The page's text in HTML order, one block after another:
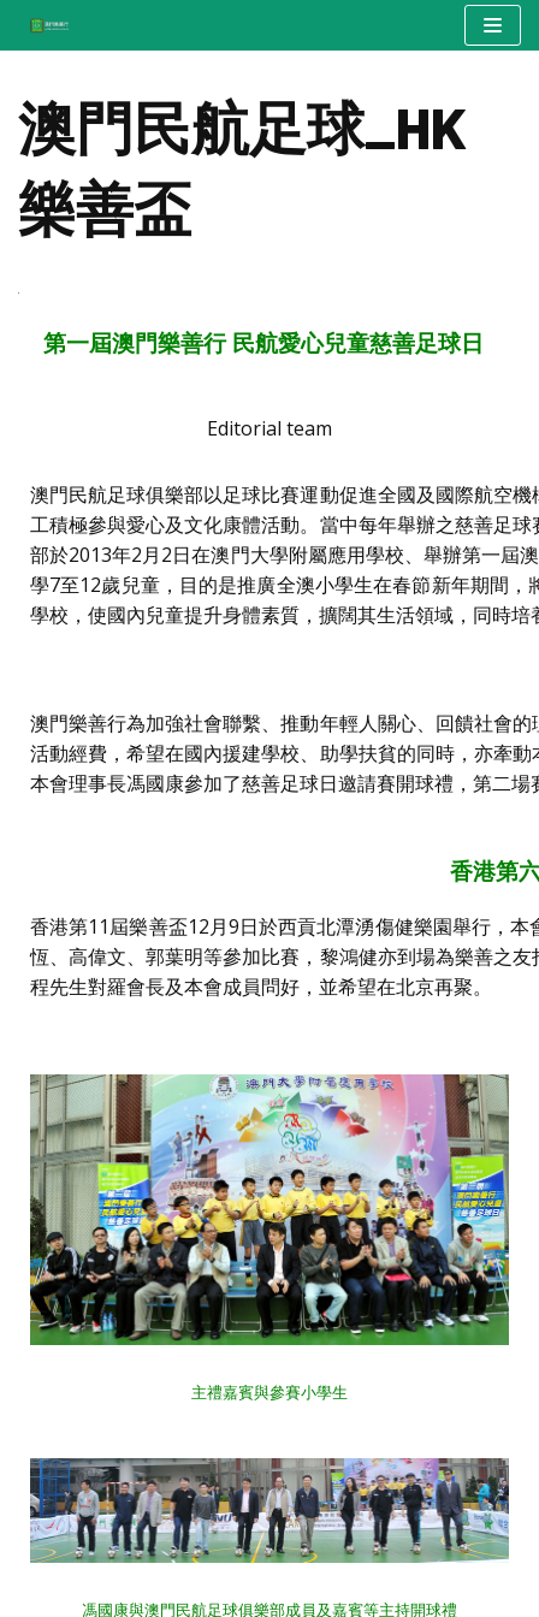
to
content
澳門民航足球_HK
樂善盃
第一屆澳門樂善行 民航愛心兒童慈善足球日
Editorial team
澳門民航足球俱樂部以足球比賽運動促進全國及國際航空
工積極參與愛心及文化康體活動。當中每年舉辦之慈善足
部於2013年2月2日在澳門大學附屬應用學校、舉辦第一屆
學7至12歲兒童，目的是推廣全澳小學生在春節新年期間
學校，使國內兒童提升身體素質，擴闊其生活領域，同時
澳門樂善行為加強社會聯繫、推動年輕人關心、回饋社會
活動經費，希望在國內援建學校、助學扶貧的同時，亦牽
本會理事長馮國康參加了慈善足球日邀請賽開球禮，第二
香港第
香港第11屆樂善盃12月9日於西貢北潭湧傷健樂園舉行，
恆、高偉文、郭葉明等參加比賽，黎鴻健亦到場為樂善之
程先生對羅會長及本會成員問好，並希望在北京再聚。
主禮嘉賓與參賽小學生
馮國康與澳門民航足球俱樂部成員及嘉賓等主持開球禮